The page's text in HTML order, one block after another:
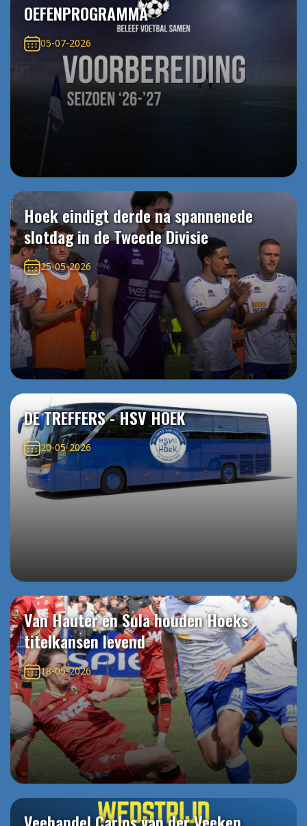
OEFENPROGRAMMA
05-07-2026
Hoek eindigt derde na spannenede
slotdag in de Tweede Divisie
25-05-2026
DE TREFFERS - HSV HOEK
20-05-2026
Van Hauter en Sula houden Hoeks
titelkansen levend
18-05-2026